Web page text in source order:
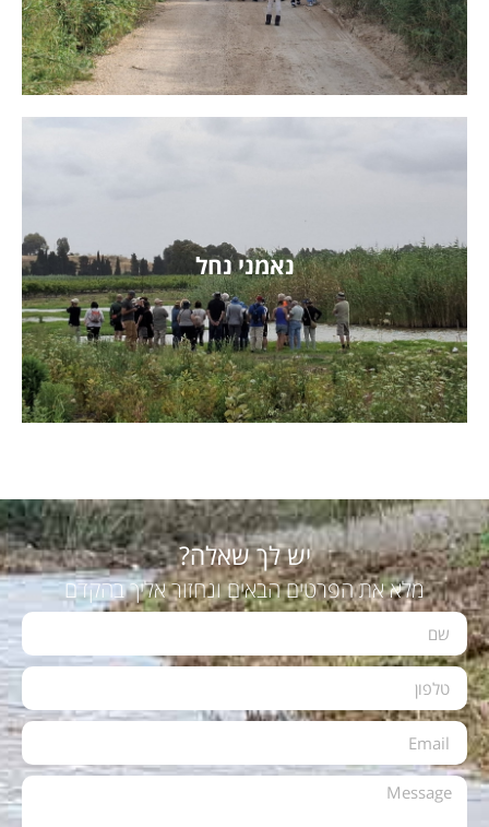
נאמני נחל
קראו על פעילויות נאמני הנחל
יש לך שאלה?
מלא את הפרטים הבאים ונחזור אליך בהקדם